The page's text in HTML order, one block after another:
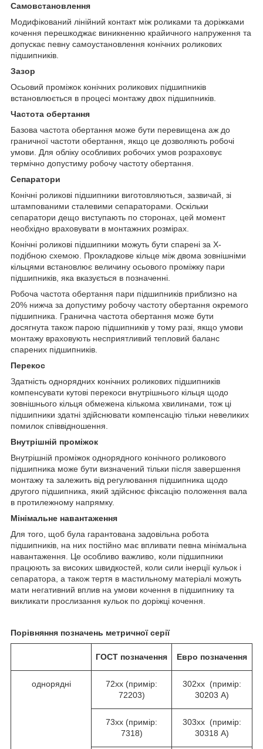
Самовстановлення
Модифікований лінійний контакт між роликами та доріжками
кочення перешкоджає виникненню крайичного напруження та
допускає певну самоустановлення конічних роликових
підшипників.
Зазор
Осьовий проміжок конічних роликових підшипників
встановлюється в процесі монтажу двох підшипників.
Частота обертання
Базова частота обертання може бути перевищена аж до
граничної частоти обертання, якщо це дозволяють робочі
умови. Для обліку особливих робочих умов розраховує
термічно допустиму робочу частоту обертання.
Сепаратори
Конічні роликові підшипники виготовляються, зазвичай, зі
штампованими сталевими сепараторами. Оскільки
сепаратори дещо виступають по сторонах, цей момент
необхідно враховувати в монтажних розмірах.
Конічні роликові підшипники можуть бути спарені за Х-
подібною схемою. Прокладкове кільце між двома зовнішніми
кільцями встановлює величину осьового проміжку пари
підшипників, яка вказується в позначенні.
Робоча частота обертання пари підшипників приблизно на
20% нижча за допустиму робочу частоту обертання окремого
підшипника. Гранична частота обертання може бути
досягнута також парою підшипників у тому разі, якщо умови
монтажу враховують несприятливий тепловий баланс
спарених підшипників.
Перекос
Здатність однорядних конічних роликових підшипників
компенсувати кутові перекоси внутрішнього кільця щодо
зовнішнього кільця обмежена кількома хвилинами, тож ці
підшипники здатні здійснювати компенсацію тільки невеликих
помилок співвідношення.
Внутрішній проміжок
Внутрішній проміжок однорядного конічного роликового
підшипника може бути визначений тільки після завершення
монтажу та залежить від регулювання підшипника щодо
другого підшипника, який здійснює фіксацію положення вала
в протилежному напрямку.
Мінімальне навантаження
Для того, щоб була гарантована задовільна робота
підшипників, на них постійно має впливати певна мінімальна
навантаження. Це особливо важливо, коли підшипники
працюють за високих швидкостей, коли сили інерції кульок і
сепаратора, а також тертя в мастильному матеріалі можуть
мати негативний вплив на умови кочення в підшипнику та
викликати прослизання кульок по доріжці кочення.
Порівняння позначень метричної серії
ГОСТ позначення Евро позначення
однорядні
72хх (примір:
72203)
302хх (примір:
30203 А)
73хх (примір:
7318)
303хх (примір:
30318 А)